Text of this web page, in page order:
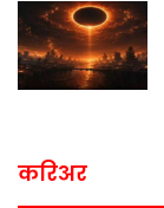
करिअर